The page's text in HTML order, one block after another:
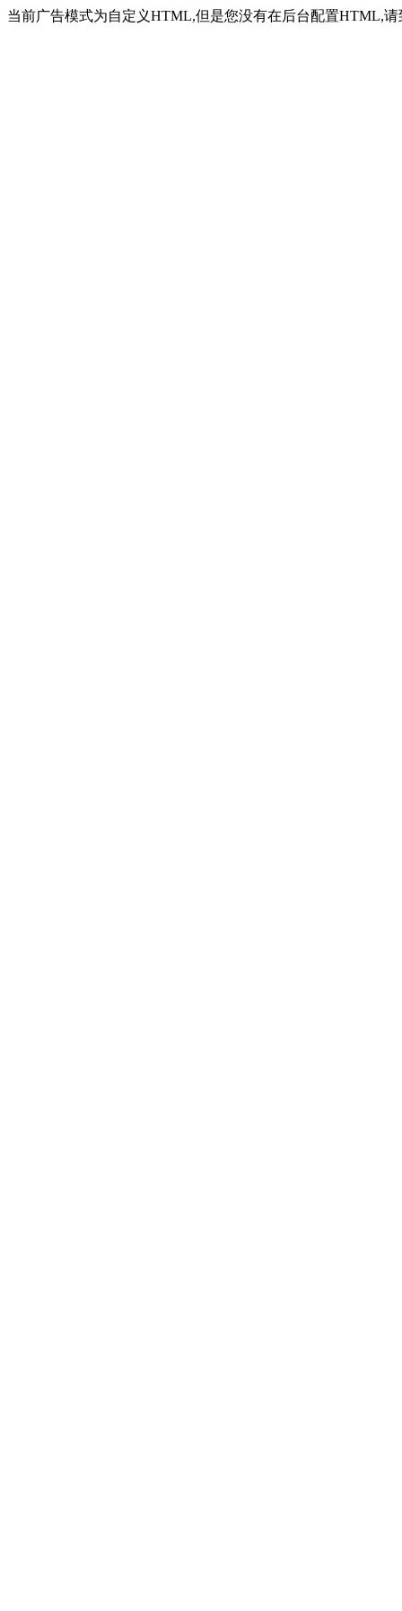
当前广告模式为自定义HTML,但是您没有在后台配置HTML,